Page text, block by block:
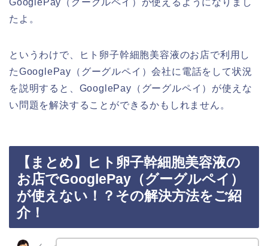
たよ。
というわけで、ヒト卵子幹細胞美容液のお店で利用し
たGooglePay（グーグルペイ）会社に電話をして状況
を説明すると、GooglePay（グーグルペイ）が使えな
い問題を解決することができるかもしれません。
【まとめ】ヒト卵子幹細胞美容液の
お店でGooglePay（グーグルペイ）
が使えない！？その解決方法をご紹
介！